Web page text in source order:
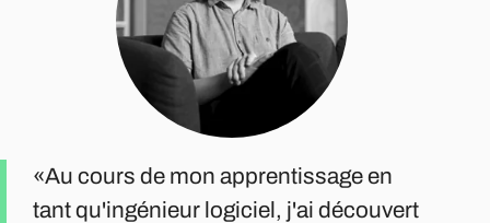
Au cours de mon apprentissage en
tant qu'ingénieur logiciel, j'ai découvert